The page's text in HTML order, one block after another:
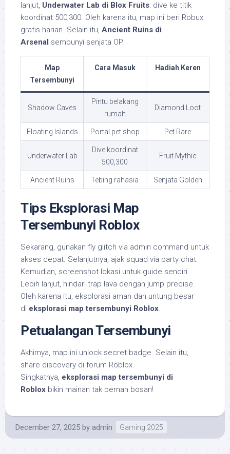
lanjut, Underwater Lab di Blox Fruits: dive ke titik
koordinat 500,300. Oleh karena itu, map ini beri Robux
gratis harian. Selain itu, Ancient Ruins di
Arsenal sembunyi senjata OP.
Map
Tersembunyi
Cara Masuk Hadiah Keren
Shadow Caves
Pintu belakang
rumah
Diamond Loot
Floating Islands Portal pet shop Pet Rare
Underwater Lab
Dive koordinat
500,300
Fruit Mythic
Ancient Ruins Tebing rahasia Senjata Golden
Tips Eksplorasi Map
Tersembunyi Roblox
Sekarang, gunakan fly glitch via admin command untuk
akses cepat. Selanjutnya, ajak squad via party chat.
Kemudian, screenshot lokasi untuk guide sendiri.
Lebih lanjut, hindari trap lava dengan jump precise.
Oleh karena itu, eksplorasi aman dan untung besar
di eksplorasi map tersembunyi Roblox.
Petualangan Tersembunyi
Akhirnya, map ini unlock secret badge. Selain itu,
share discovery di forum Roblox.
Singkatnya, eksplorasi map tersembunyi di
Roblox bikin mainan tak pernah bosan!
December 27, 2025 by admin Gaming 2025